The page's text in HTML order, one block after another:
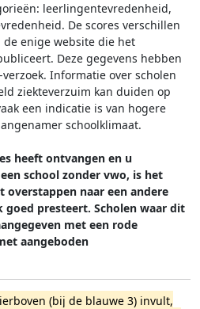
leerlingentevredenheid,
De scores verschillen
de enige website die het
Deze gegevens hebben
Informatie over scholen
ziekteverzuim kan duiden op
een indicatie is van hogere
schoolklimaat.
heeft ontvangen en u
school zonder vwo, is het
naar een andere
presteert. Scholen waar dit
met een rode
aangeboden
(bij de blauwe 3) invult,